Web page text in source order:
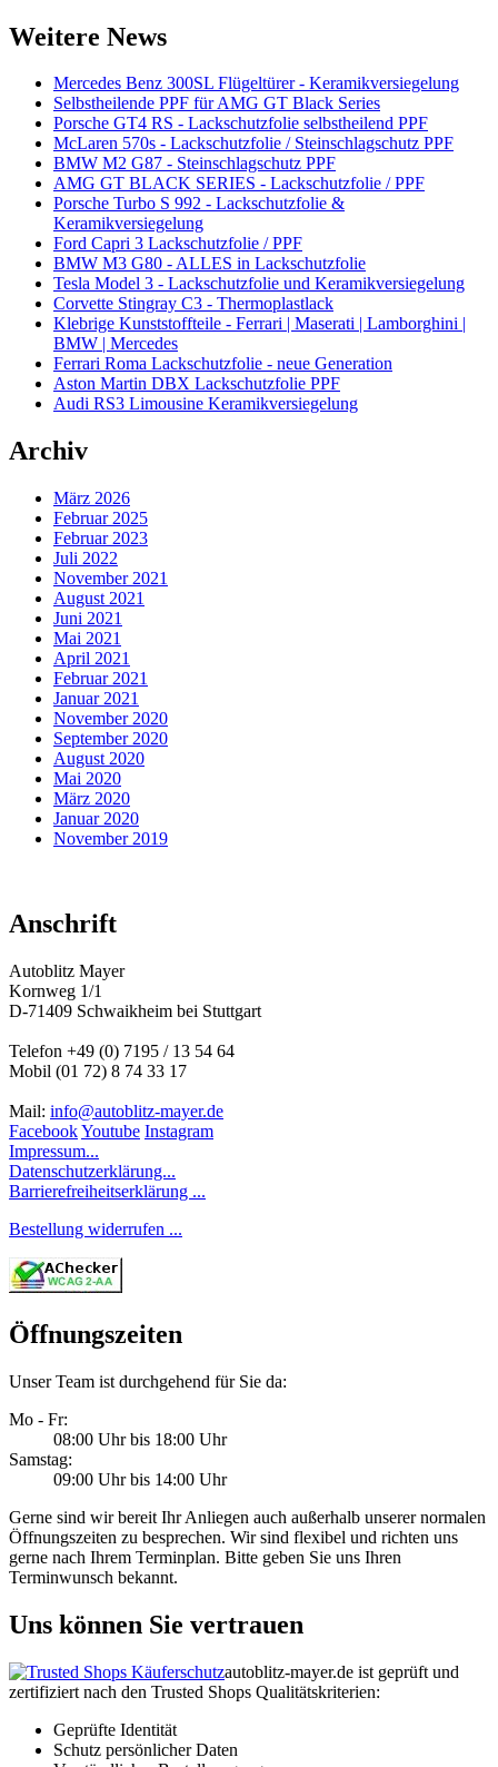
Weitere News
Mercedes Benz 300SL Flügeltürer - Keramikversiegelung
Selbstheilende PPF für AMG GT Black Series
Porsche GT4 RS - Lackschutzfolie selbstheilend PPF
McLaren 570s - Lackschutzfolie / Steinschlagschutz PPF
BMW M2 G87 - Steinschlagschutz PPF
AMG GT BLACK SERIES - Lackschutzfolie / PPF
Porsche Turbo S 992 - Lackschutzfolie &
Keramikversiegelung
Ford Capri 3 Lackschutzfolie / PPF
BMW M3 G80 - ALLES in Lackschutzfolie
Tesla Model 3 - Lackschutzfolie und Keramikversiegelung
Corvette Stingray C3 - Thermoplastlack
Klebrige Kunststoffteile - Ferrari | Maserati | Lamborghini |
BMW | Mercedes
Ferrari Roma Lackschutzfolie - neue Generation
Aston Martin DBX Lackschutzfolie PPF
Audi RS3 Limousine Keramikversiegelung
Archiv
März 2026
Februar 2025
Februar 2023
Juli 2022
November 2021
August 2021
Juni 2021
Mai 2021
April 2021
Februar 2021
Januar 2021
November 2020
September 2020
August 2020
Mai 2020
März 2020
Januar 2020
November 2019
Anschrift
Autoblitz Mayer
Kornweg 1/1
D-71409 Schwaikheim bei Stuttgart
Telefon +49 (0) 7195 / 13 54 64
Mobil (01 72) 8 74 33 17
Mail: info@autoblitz-mayer.de
FacebookYoutube Instagram
Impressum...
Datenschutzerklärung...
Barrierefreiheitserklärung ...
Bestellung widerrufen ...
Öffnungszeiten
Unser Team ist durchgehend für Sie da:
Mo - Fr:
08:00 Uhr bis 18:00 Uhr
Samstag:
09:00 Uhr bis 14:00 Uhr
Gerne sind wir bereit Ihr Anliegen auch außerhalb unserer normalen
Öffnungszeiten zu besprechen. Wir sind flexibel und richten uns
gerne nach Ihrem Terminplan. Bitte geben Sie uns Ihren
Terminwunsch bekannt.
Uns können Sie vertrauen
autoblitz-mayer.de ist geprüft und
zertifiziert nach den Trusted Shops Qualitätskriterien:
Geprüfte Identität
Schutz persönlicher Daten